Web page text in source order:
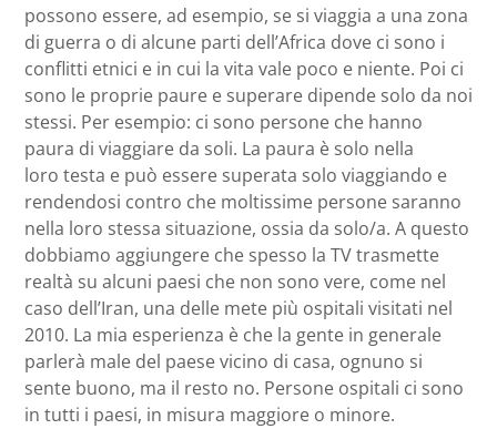
possono essere, ad esempio, se si viaggia a una zona
di guerra o di alcune parti dell’Africa dove ci sono i
conflitti etnici e in cui la vita vale poco e niente. Poi ci
sono le proprie paure e superare dipende solo da noi
stessi. Per esempio: ci sono persone che hanno
paura di viaggiare da soli. La paura è solo nella
loro testa e può essere superata solo viaggiando e
rendendosi contro che moltissime persone saranno
nella loro stessa situazione, ossia da solo/a. A questo
dobbiamo aggiungere che spesso la TV trasmette
realtà su alcuni paesi che non sono vere, come nel
caso dell’Iran, una delle mete più ospitali visitati nel
2010. La mia esperienza è che la gente in generale
parlerà male del paese vicino di casa, ognuno si
sente buono, ma il resto no. Persone ospitali ci sono
in tutti i paesi, in misura maggiore o minore.